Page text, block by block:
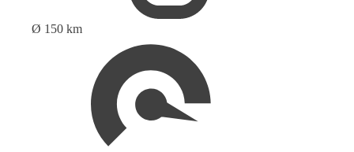
Ø 150 km